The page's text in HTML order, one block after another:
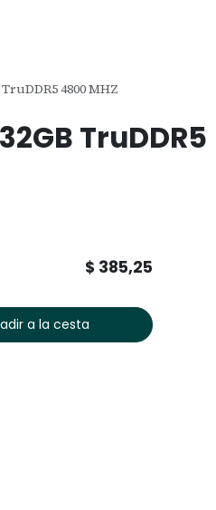
4800 MHZ
TruDDR5
a la cesta
$ 385,25